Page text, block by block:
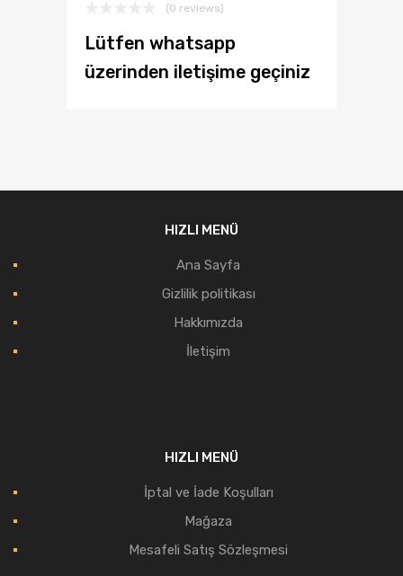
(0 reviews)
Lütfen whatsapp
üzerinden iletişime geçiniz
HIZLI MENÜ
Ana Sayfa
Gizlilik politikası
Hakkımızda
İletişim
HIZLI MENÜ
İptal ve İade Koşulları
Mağaza
Mesafeli Satış Sözleşmesi